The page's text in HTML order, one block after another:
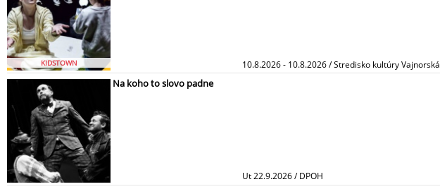
KIDSTOWN 10.8.2026 - 10.8.2026 / Stredisko kultúry Vajnorská
Na koho to slovo padne
Ut 22.9.2026 / DPOH